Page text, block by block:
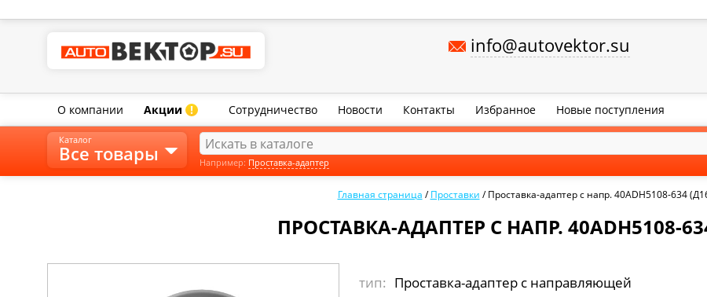
info@autovektor.su
О компании Акции ! Сотрудничество Новости Контакты Избранное Новые поступления
Главная страница /Проставки /Проставка-адаптер с напр. 40ADH5108-634
ПРОСТАВКА-АДАПТЕР С НАПР. 40ADH5108-
тип: Проставка-адаптер с направляющей
Каталог
Все товары Например: Проставка-адаптер